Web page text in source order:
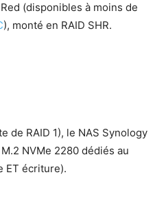
(disponibles à moins de
), monté en RAID SHR.
de RAID 1), le NAS Synology
NVMe 2280 dédiés au
ET écriture).